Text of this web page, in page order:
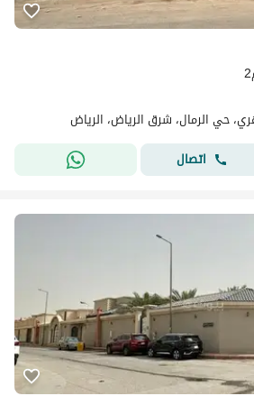
حي الرمال، شرق الرياض، الرياض
اتصال